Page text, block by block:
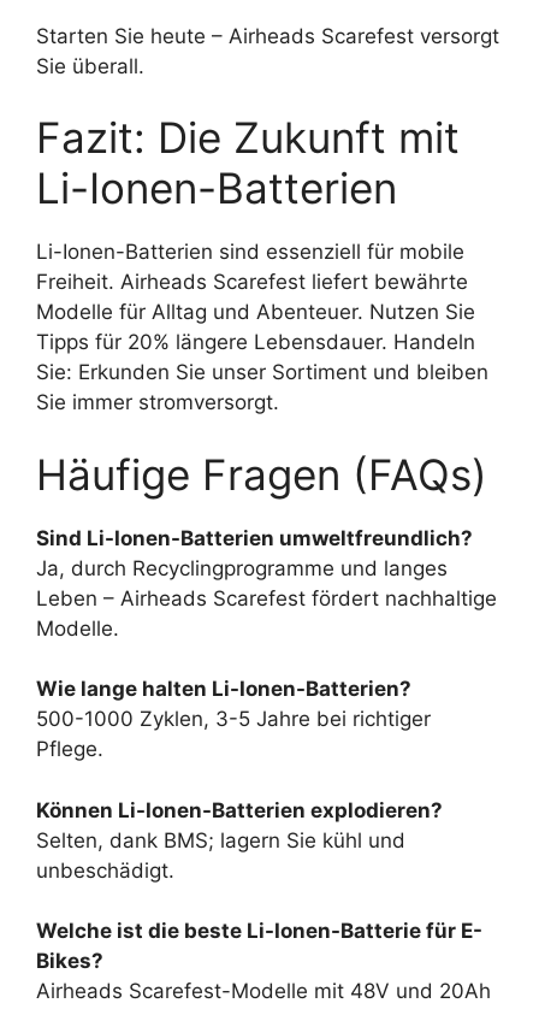
Starten Sie heute – Airheads Scarefest versorgt
Sie überall.
Fazit: Die Zukunft mit
Li-Ionen-Batterien
Li-Ionen-Batterien sind essenziell für mobile
Freiheit. Airheads Scarefest liefert bewährte
Modelle für Alltag und Abenteuer. Nutzen Sie
Tipps für 20% längere Lebensdauer. Handeln
Sie: Erkunden Sie unser Sortiment und bleiben
Sie immer stromversorgt.
Häufige Fragen (FAQs)
Sind Li-Ionen-Batterien umweltfreundlich?
Ja, durch Recyclingprogramme und langes
Leben – Airheads Scarefest fördert nachhaltige
Modelle.
Wie lange halten Li-Ionen-Batterien?
500-1000 Zyklen, 3-5 Jahre bei richtiger
Pflege.
Können Li-Ionen-Batterien explodieren?
Selten, dank BMS; lagern Sie kühl und
unbeschädigt.
Welche ist die beste Li-Ionen-Batterie für E-
Bikes?
Airheads Scarefest-Modelle mit 48V und 20Ah